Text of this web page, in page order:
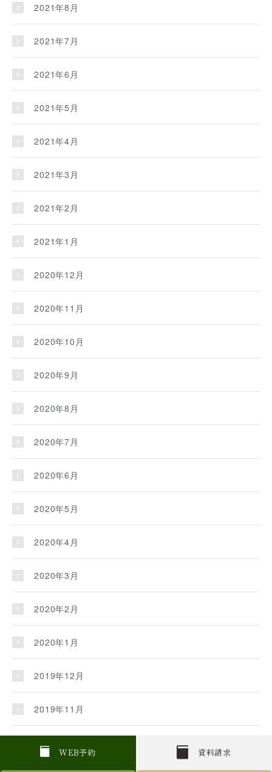
W EB予約 資料請求
2021年8月
2021年7月
2021年6月
2021年5月
2021年4月
2021年3月
2021年2月
2021年1月
2020年12月
2020年11月
2020年10月
2020年9月
2020年8月
2020年7月
2020年6月
2020年5月
2020年4月
2020年3月
2020年2月
2020年1月
2019年12月
2019年11月